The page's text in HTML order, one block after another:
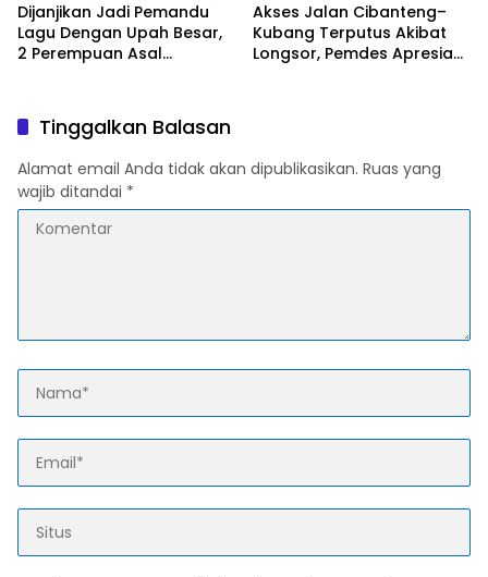
Dijanjikan Jadi Pemandu
Lagu Dengan Upah Besar,
2 Perempuan Asal
Akses Jalan Cibanteng–
Kubang Terputus Akibat
Longsor, Pemdes Apresiasi
Tinggalkan Balasan
Alamat email Anda tidak akan dipublikasikan. Ruas yang
wajib ditandai *